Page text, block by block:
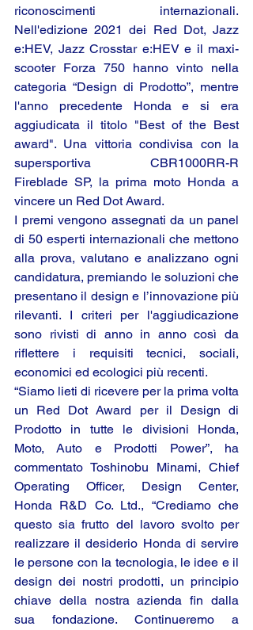
riconoscimenti internazionali.
Nell'edizione 2021 dei Red Dot, Jazz
e:HEV, Jazz Crosstar e:HEV e il maxi-
scooter Forza 750 hanno vinto nella
categoria “Design di Prodotto”, mentre
l'anno precedente Honda e si era
aggiudicata il titolo "Best of the Best
award". Una vittoria condivisa con la
supersportiva CBR1000RR-R
Fireblade SP, la prima moto Honda a
vincere un Red Dot Award.
I premi vengono assegnati da un panel
di 50 esperti internazionali che mettono
alla prova, valutano e analizzano ogni
candidatura, premiando le soluzioni che
presentano il design e l’innovazione più
rilevanti. I criteri per l'aggiudicazione
sono rivisti di anno in anno così da
riflettere i requisiti tecnici, sociali,
economici ed ecologici più recenti.
“Siamo lieti di ricevere per la prima volta
un Red Dot Award per il Design di
Prodotto in tutte le divisioni Honda,
Moto, Auto e Prodotti Power”, ha
commentato Toshinobu Minami, Chief
Operating Officer, Design Center,
Honda R&D Co. Ltd., “Crediamo che
questo sia frutto del lavoro svolto per
realizzare il desiderio Honda di servire
le persone con la tecnologia, le idee e il
design dei nostri prodotti, un principio
chiave della nostra azienda fin dalla
sua fondazione. Continueremo a